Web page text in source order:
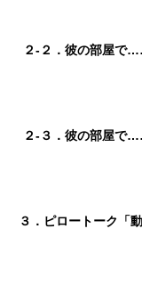
２-２．彼の部屋で
２-３．彼の部屋で
３．ピロートーク「